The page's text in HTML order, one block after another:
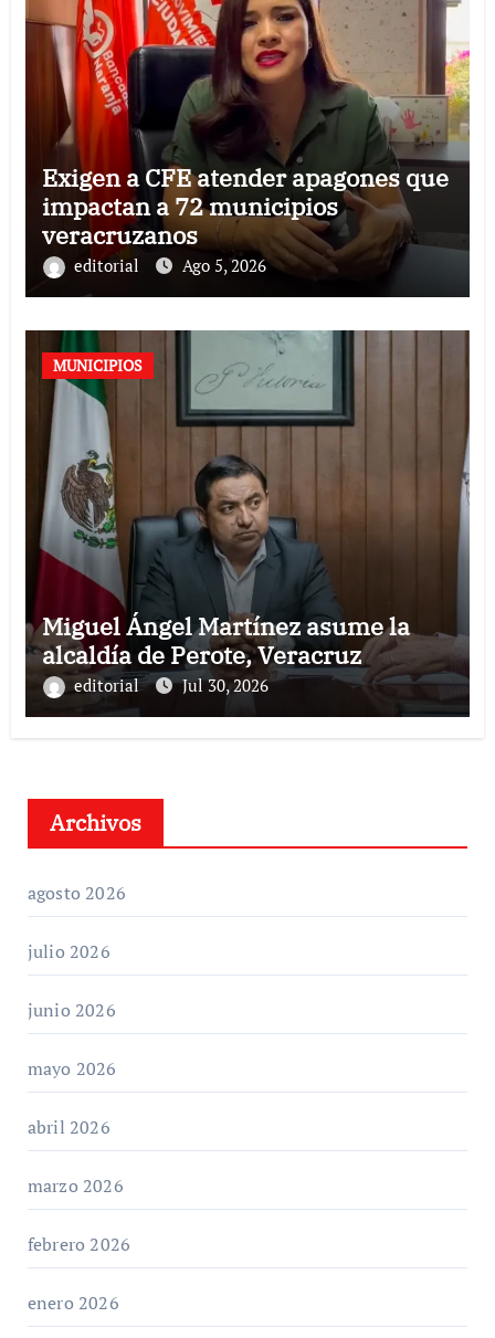
Exigen a CFE atender apagones que
impactan a 72 municipios
veracruzanos
editorial Ago 5, 2026
MUNICIPIOS
Miguel Ángel Martínez asume la
alcaldía de Perote, Veracruz
editorial Jul 30, 2026
Archivos
agosto 2026
julio 2026
junio 2026
mayo 2026
abril 2026
marzo 2026
febrero 2026
enero 2026